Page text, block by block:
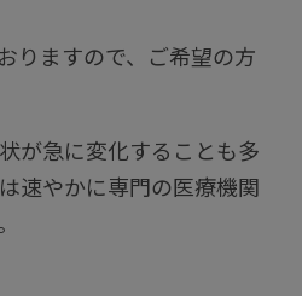
りますので、ご希望の方
が急に変化することも多
速やかに専門の医療機関